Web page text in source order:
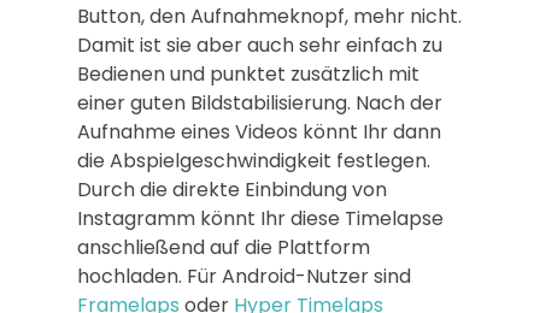
Button, den Aufnahmeknopf, mehr nicht.
Damit ist sie aber auch sehr einfach zu
Bedienen und punktet zusätzlich mit
einer guten Bildstabilisierung. Nach der
Aufnahme eines Videos könnt Ihr dann
die Abspielgeschwindigkeit festlegen.
Durch die direkte Einbindung von
Instagramm könnt Ihr diese Timelapse
anschließend auf die Plattform
hochladen. Für Android-Nutzer sind
Framelaps oder Hyper Timelaps